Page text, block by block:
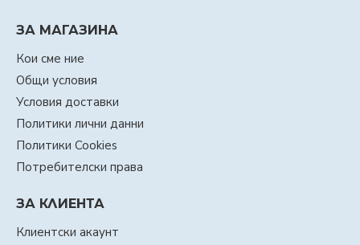
ЗА МАГАЗИНА
Кои сме ние
Общи условия
Условия доставки
Политики лични данни
Политики Cookies
Потребителски права
ЗА КЛИЕНТА
Клиентски акаунт